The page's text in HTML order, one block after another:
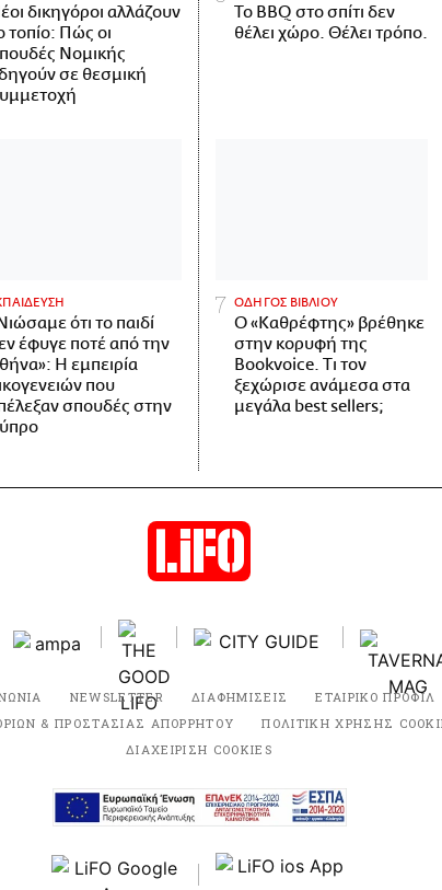
δικηγόροι αλλάζουν
τοπίο: Πώς οι
Νομικής
σε θεσμική
Το BBQ στο σπίτι δεν
θέλει χώρο. Θέλει τρόπο.
ότι το παιδί
έφυγε ποτέ από την
Η εμπειρία
που
σπουδές στην
ΟΔΗΓΟΣ ΒΙΒΛΙΟΥ
Ο «Καθρέφτης» βρέθηκε
στην κορυφή της
Bookvoice. Τι τον
ξεχώρισε ανάμεσα στα
μεγάλα best sellers;
NEWSLETTER ΔΙΑΦΗΜΙΣΕΙΣ ΕΤΑΙΡΙΚΟ ΠΡΟΦΙΛ
& ΠΡΟΣΤΑΣΙΑΣ ΑΠΟΡΡΗΤΟΥ
ΠΟΛΙΤΙΚΗ ΧΡΗΣΗΣ
ΔΙΑΧΕΙΡΙΣΗ COOKIES